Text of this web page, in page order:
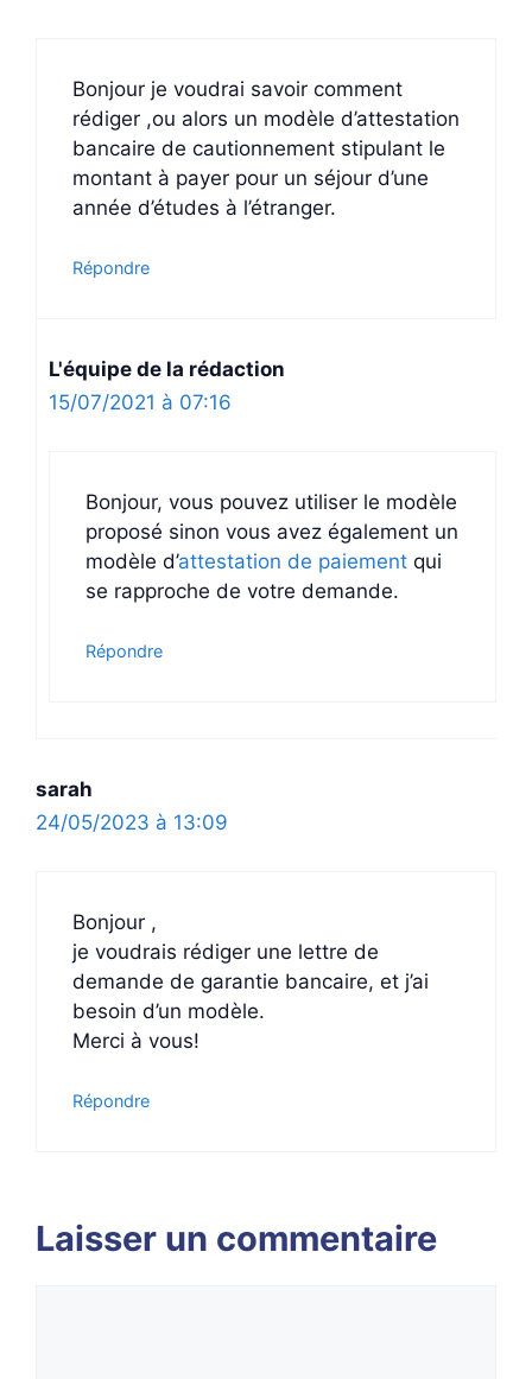
Bonjour je voudrai savoir comment
rédiger ,ou alors un modèle d’attestation
bancaire de cautionnement stipulant le
montant à payer pour un séjour d’une
année d’études à l’étranger.
Répondre
L'équipe de la rédaction
15/07/2021 à 07:16
Bonjour, vous pouvez utiliser le modèle
proposé sinon vous avez également un
modèle d’attestation de paiement qui
se rapproche de votre demande.
Répondre
sarah
24/05/2023 à 13:09
Bonjour ,
je voudrais rédiger une lettre de
demande de garantie bancaire, et j’ai
besoin d’un modèle.
Merci à vous!
Répondre
Laisser un commentaire